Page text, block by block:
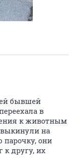
бывшей
в
к животным
выкинули на
парочку, они
к другу, их